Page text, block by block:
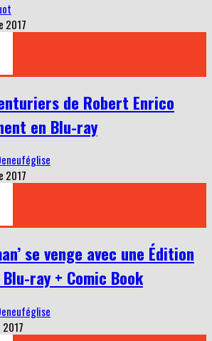
2017
de Robert Enrico
en Blu-ray
2017
se venge avec une Édition
ray + Comic Book